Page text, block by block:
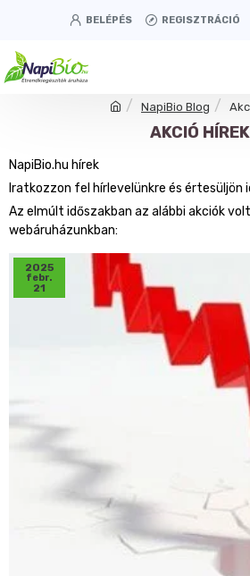
BELÉPÉS REGISZTRÁCIÓ
NapiBio Blog
AKCIÓ HÍREK
NapiBio.hu hírek
Iratkozzon fel hírlevelünkre és értesüljön
Az elmúlt időszakban az alábbi akciók
webáruházunkban:
2025
febr.
21